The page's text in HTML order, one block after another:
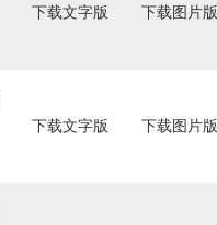
下载文字版 下载图片版
下载文字版 下载图片版